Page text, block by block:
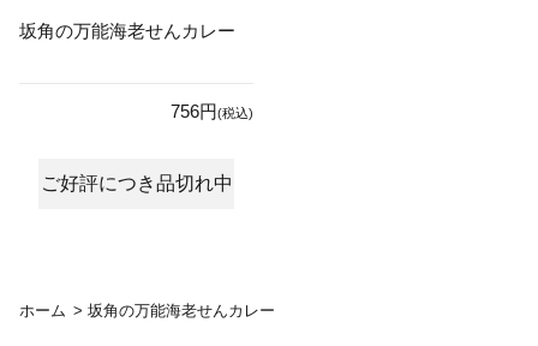
坂角の万能海老せんカレー
756円(税込)
ご好評につき品切れ中
ホーム > 坂角の万能海老せんカレー